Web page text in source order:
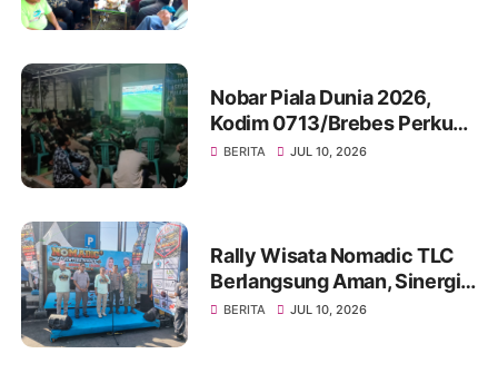
Nobar Piala Dunia 2026,
Kodim 0713/Brebes Perkuat
Kemanunggalan TNI-Rakyat
BERITA JUL 10, 2026
Rally Wisata Nomadic TLC
Berlangsung Aman, Sinergi
Polres Brebes dan Instansi
BERITA JUL 10, 2026